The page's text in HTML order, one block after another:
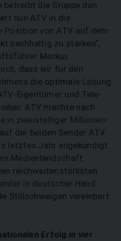
betreibt die Gruppe den
nun ATV in die
Position von ATV auf dem
nachhaltig zu stärken“,
Markus
dass wir für den
die optimale Lösung
Eigentümer und Tele-
ATV machte nach
in zweistelliger Millionen-
der beiden Sender ATV
letztes Jahr angekündigt.
Medienlandschaft
reichweitenstärksten
in deutscher Hand
Stillschweigen vereinbart.
Erfolg in vier